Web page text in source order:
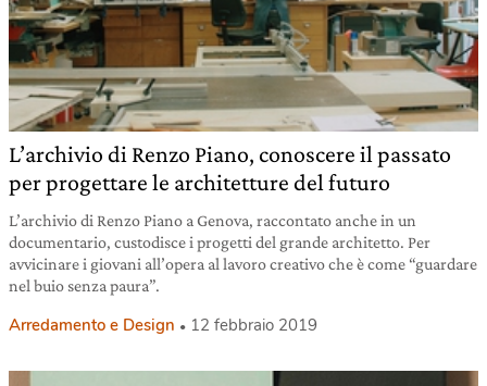
L’archivio di Renzo Piano, conoscere il passato
per progettare le architetture del futuro
L’archivio di Renzo Piano a Genova, raccontato anche in un
documentario, custodisce i progetti del grande architetto. Per
avvicinare i giovani all’opera al lavoro creativo che è come “guardare
nel buio senza paura”.
Arredamento e Design 12 febbraio 2019